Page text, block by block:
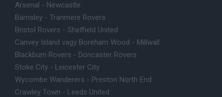
Arsenal - Newcastle
Barnsley - Tranmere Rovers
Bristol Rovers - Sheffield United
Canvey Island vagy Boreham Wood - Millwall
Blackburn Rovers - Doncaster Rovers
Stoke City - Leicester City
Wycombe Wanderers - Preston North End
Crawley Town - Leeds United